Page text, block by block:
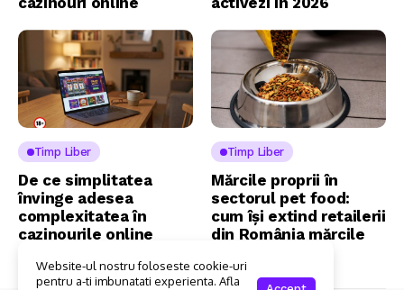
Timp Liber
De ce simplitatea
învinge adesea
complexitatea în
cazinourile online
Timp Liber
Mărcile proprii în
sectorul pet food:
cum își extind retailerii
din România mărcile
Website-ul nostru foloseste cookie-uri
pentru a-ti imbunatati experienta. Afla